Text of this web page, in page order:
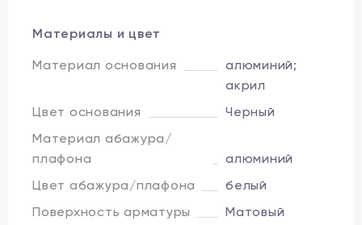
Материалы и цвет
Материал основания
алюминий;
акрил
Цвет основания
Черный
Материал абажура/
плафона
алюминий
Цвет абажура/плафона
белый
Поверхность арматуры
Матовый